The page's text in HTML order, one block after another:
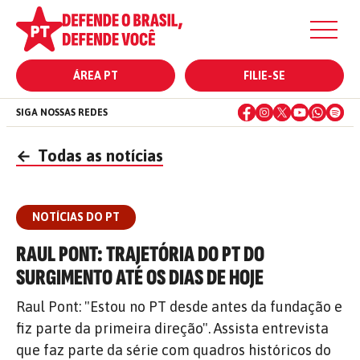
ÁREA PT FILIE-SE
SIGA NOSSAS REDES
← Todas as notícias
NOTÍCIAS DO PT
RAUL PONT: TRAJETÓRIA DO PT DO
SURGIMENTO ATÉ OS DIAS DE HOJE
Raul Pont: "Estou no PT desde antes da fundação e
fiz parte da primeira direção". Assista entrevista
que faz parte da série com quadros históricos do